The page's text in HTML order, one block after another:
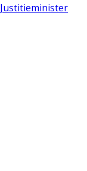
Justitieminister